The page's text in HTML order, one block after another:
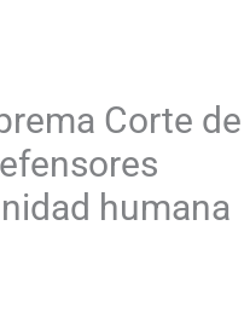
Corte de
humana